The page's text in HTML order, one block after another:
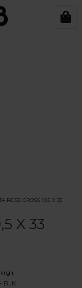
ROSE CROSS 10,5 X 33
X 33
;
BLK